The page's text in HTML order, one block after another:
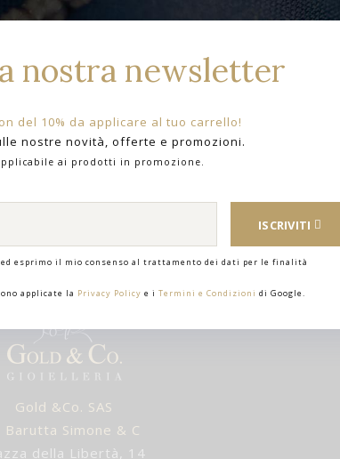
nostra newsletter
del 10% da applicare al tuo carrello!
nostre novità, offerte e promozioni.
ai prodotti in promozione.
esprimo il mio consenso al trattamento dei dati per le finalità
ISCRIVITI
applicate la Privacy Policy e i Termini e Condizioni di Google.
Gold &Co. SAS
Barutta Simone & C
della Libertà, 14